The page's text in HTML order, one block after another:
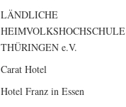
LÄNDLICHE
HEIMVOLKSHOCHSCHULE
THÜRINGEN e.V.
Carat Hotel
Hotel Franz in Essen